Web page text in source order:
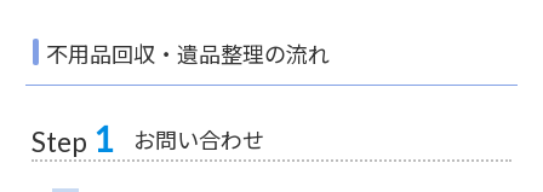
不用品回収・遺品整理の流れ
Step 1 お問い合わせ